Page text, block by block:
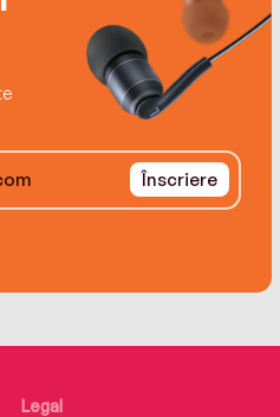
Înscriere
Legal